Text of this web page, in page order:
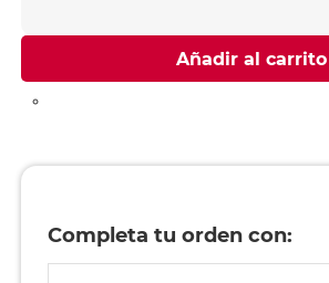
Añadir al carrito
Completa tu orden con: